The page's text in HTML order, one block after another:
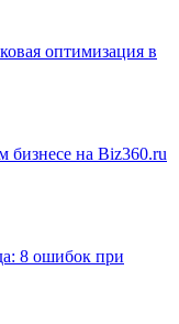
оптимизация в
бизнесе на Biz360.ru
8 ошибок при